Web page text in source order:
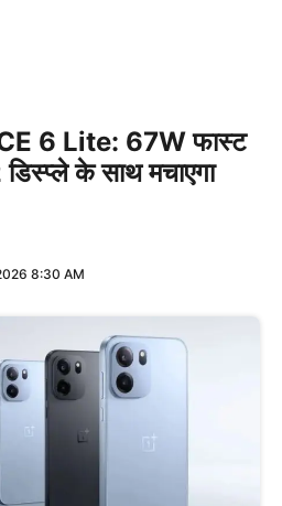
6 Lite: 67W फास्ट
के साथ मचाएगा
8:30 AM